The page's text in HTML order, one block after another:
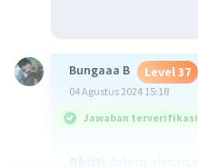
Bungaaa B Level 37
04 Agustus 2024 15:18
Jawaban terverifikasi